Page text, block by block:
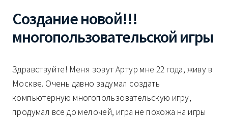
Создание новой!!!
многопользовательской игры
Здравствуйте! Меня зовут Артур мне 22 года, живу в
Москве. Очень давно задумал создать
компьютерную многопользовательскую игру,
продумал все до мелочей, игра не похожа на игры